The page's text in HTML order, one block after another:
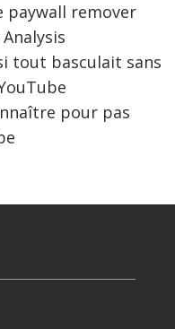
paywall remover
tout basculait sans
pour pas